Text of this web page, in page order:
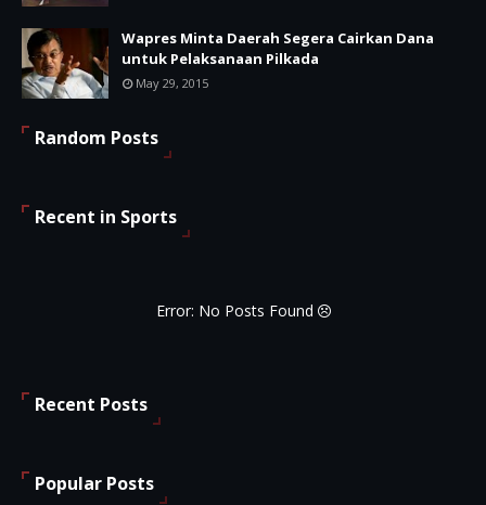
Wapres Minta Daerah Segera Cairkan Dana
untuk Pelaksanaan Pilkada
May 29, 2015
Random Posts
Recent in Sports
Error: No Posts Found
Recent Posts
Popular Posts